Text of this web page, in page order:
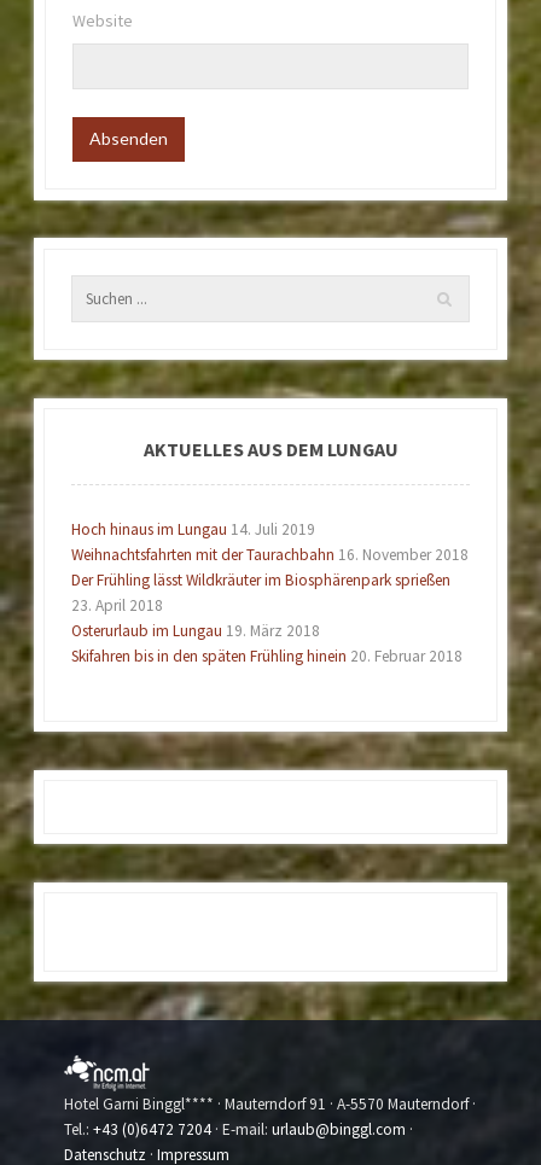
Website
AKTUELLES AUS DEM LUNGAU
Hoch hinaus im Lungau 14. Juli 2019
Weihnachtsfahrten mit der Taurachbahn 16. November 2018
Der Frühling lässt Wildkräuter im Biosphärenpark sprießen
23. April 2018
Osterurlaub im Lungau 19. März 2018
Skifahren bis in den späten Frühling hinein 20. Februar 2018
Hotel Garni Binggl**** · Mauterndorf 91 · A-5570 Mauterndorf ·
Tel.:+43 (0)6472 7204· E-mail:urlaub@binggl.com ·
Datenschutz ·Impressum